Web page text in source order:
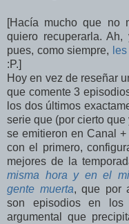
[Hacía mucho que no
quiero recuperarla.
pues, como siempre,
:P.]
Hoy en vez de reseñar
que comente 3
los dos últimos
serie que (por cierto
se emitieron en Canal
con el primero,
mejores de la
misma hora y en el
gente muerta, que por
son episodios en
argumental que